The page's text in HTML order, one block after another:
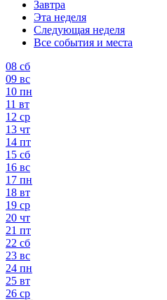
Завтра
Эта неделя
Следующая неделя
Все события и места
08 сб
09 вс
10 пн
11 вт
12 ср
13 чт
14 пт
15 сб
16 вс
17 пн
18 вт
19 ср
20 чт
21 пт
22 сб
23 вс
24 пн
25 вт
26 ср